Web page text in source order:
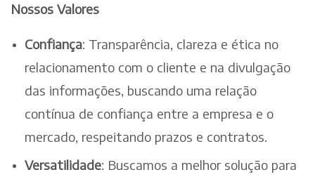
Nossos Valores
Confiança: Transparência, clareza e ética no
relacionamento com o cliente e na divulgação
das informações, buscando uma relação
contínua de confiança entre a empresa e o
mercado, respeitando prazos e contratos.
Versatilidade: Buscamos a melhor solução para